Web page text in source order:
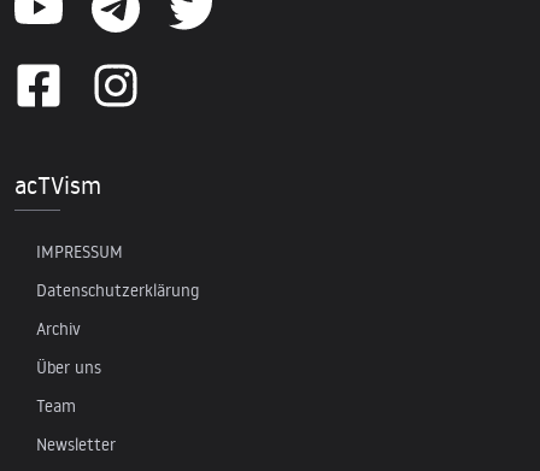
acTVism
IMPRESSUM
Datenschutzerklärung
Archiv
Über uns
Team
Newsletter